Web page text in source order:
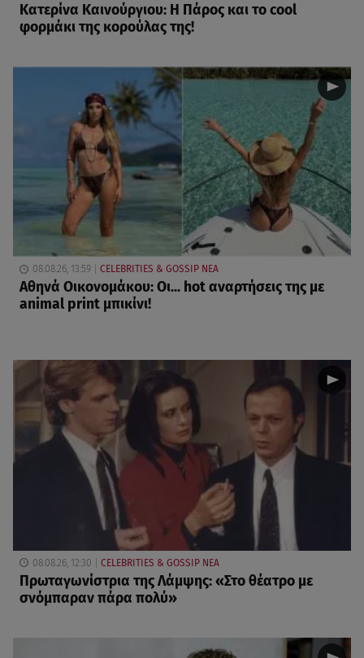
Κατερίνα Καινούργιου: Η Πάρος και το cool
φορμάκι της κορούλας της!
08.08.26, 13:59 CELEBRITIES & GOSSIP ΝΕΑ
Αθηνά Οικονομάκου: Οι... hot αναρτήσεις της με
animal print μπικίνι!
08.08.26, 12:30 CELEBRITIES & GOSSIP ΝΕΑ
Πρωταγωνίστρια της Λάμψης: «Στο θέατρο με
σνόμπαραν πάρα πολύ»